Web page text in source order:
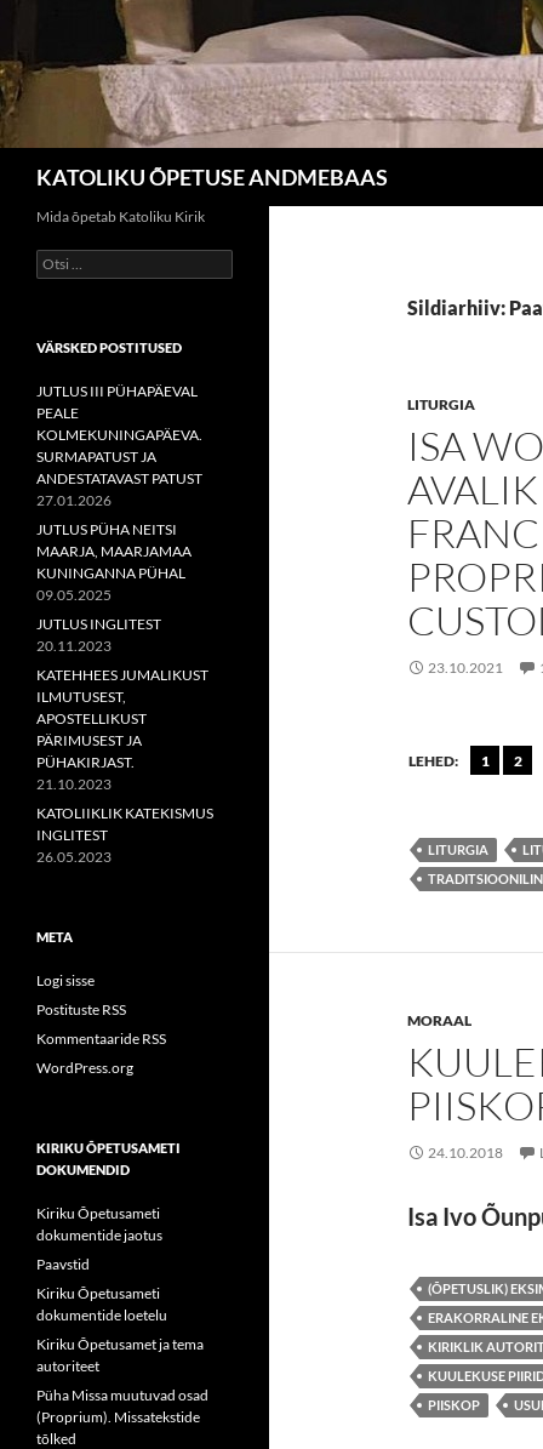
KATOLIKU ÕPETUSE ANDMEBAAS
Sildiarhiiv:
LITURGIA
ISA
23.10.2021
LEHED: 1 2
LITURGIA
MORAAL
24.10.2018
Isa Ivo
(ÕPETUSLIK)
ERAKORRALINE
KIRIKLIK
KUULEKUSE
PIISKOP
Mida õpetab Katoliku Kirik
Otsi:
VÄRSKED POSTITUSED
JUTLUS III PÜHAPÄEVAL
PEALE
KOLMEKUNINGAPÄEVA.
SURMAPATUST JA
ANDESTATAVAST PATUST
27.01.2026
JUTLUS PÜHA NEITSI
MAARJA, MAARJAMAA
KUNINGANNA PÜHAL
09.05.2025
JUTLUS INGLITEST
20.11.2023
KATEHHEES JUMALIKUST
ILMUTUSEST,
APOSTELLIKUST
PÄRIMUSEST JA
PÜHAKIRJAST.
21.10.2023
KATOLIIKLIK KATEKISMUS
INGLITEST
26.05.2023
META
Logi sisse
Postituste RSS
Kommentaaride RSS
WordPress.org
KIRIKU ÕPETUSAMETI
DOKUMENDID
Kiriku Õpetusameti
dokumentide jaotus
Paavstid
Kiriku Õpetusameti
dokumentide loetelu
Kiriku Õpetusamet ja tema
autoriteet
Püha Missa muutuvad osad
(Proprium). Missatekstide
tõlked